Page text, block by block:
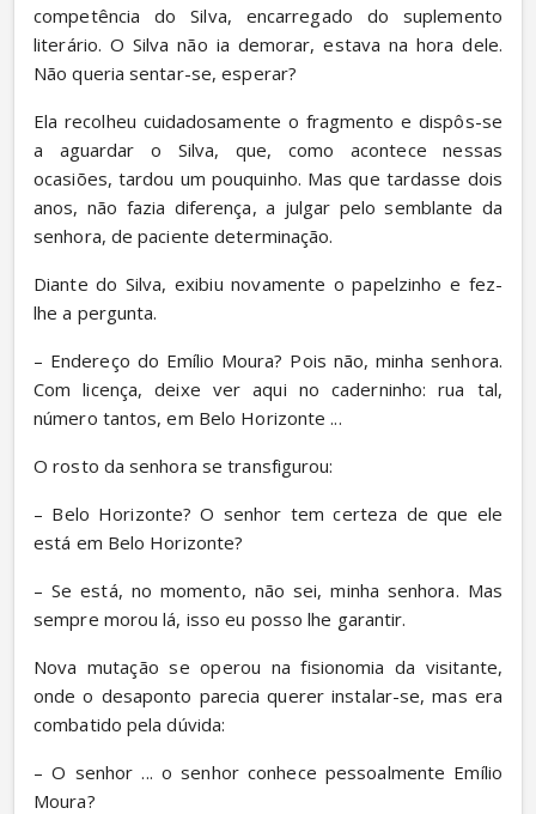
competência do Silva, encarregado do suplemento
literário. O Silva não ia demorar, estava na hora dele.
Não queria sentar-se, esperar?
Ela recolheu cuidadosamente o fragmento e dispôs-se
a aguardar o Silva, que, como acontece nessas
ocasiões, tardou um pouquinho. Mas que tardasse dois
anos, não fazia diferença, a julgar pelo semblante da
senhora, de paciente determinação.
Diante do Silva, exibiu novamente o papelzinho e fez-
lhe a pergunta.
– Endereço do Emílio Moura? Pois não, minha senhora.
Com licença, deixe ver aqui no caderninho: rua tal,
número tantos, em Belo Horizonte ...
O rosto da senhora se transfigurou:
– Belo Horizonte? O senhor tem certeza de que ele
está em Belo Horizonte?
– Se está, no momento, não sei, minha senhora. Mas
sempre morou lá, isso eu posso lhe garantir.
Nova mutação se operou na fisionomia da visitante,
onde o desaponto parecia querer instalar-se, mas era
combatido pela dúvida:
– O senhor ... o senhor conhece pessoalmente Emílio
Moura?